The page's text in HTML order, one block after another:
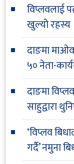
विप्लवलाई
खुल्यो रहस्य
दाङमा
५० नेता-
दाङमा
साहुद्वारा
‘विप्लव
गर्दै’ नमुना